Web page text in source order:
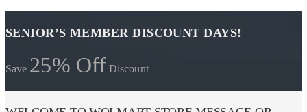
SENIOR’S MEMBER DISCOUNT DAYS!
Save 25% Off Discount